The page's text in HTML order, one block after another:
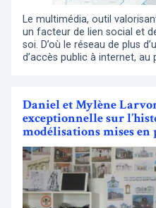
Le multimédia, outil
un facteur de lien social et
soi. D’où le réseau de plus
d’accès public à internet, au
Daniel et Mylène
exceptionnelle sur
modélisations mises